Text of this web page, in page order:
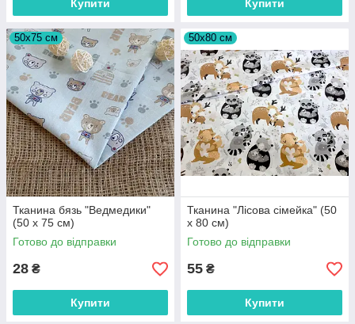
Купити Купити
50х75 см
Тканина бязь "Ведмедики"
(50 х 75 см)
Готово до відправки
28 ₴
Купити
50х80 см
Тканина "Лісова сімейка" (50
х 80 см)
Готово до відправки
55 ₴
Купити